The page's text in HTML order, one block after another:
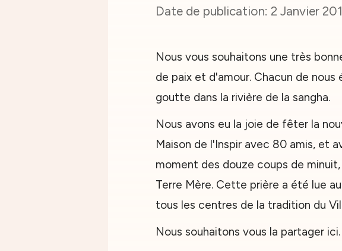
2 Janvier
Nous vous souhaitons une très
de paix et d'amour. Chacun de nous
goutte dans la rivière de la sangha.
Nous avons eu la joie de fêter la
Maison de l'Inspir avec 80 amis, et
moment des douze coups de
Terre Mère. Cette prière a été lue
tous les centres de la tradition du
Nous souhaitons vous la partager ici.